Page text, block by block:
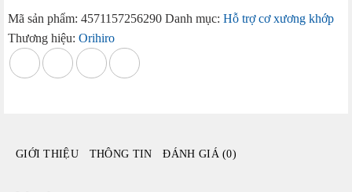
khớp
Glucosamine
Orihiro
900
số
Mã sản phẩm: 4571157256290 Danh mục: Hỗ trợ cơ xương khớp
Thương hiệu: Orihiro
GIỚI THIỆU THÔNG TIN ĐÁNH GIÁ (0)